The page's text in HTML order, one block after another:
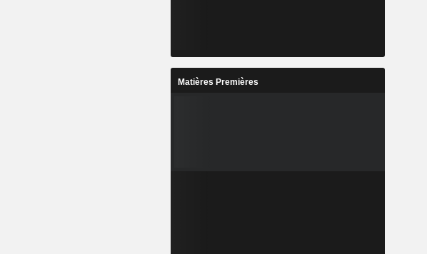
Matières Premières